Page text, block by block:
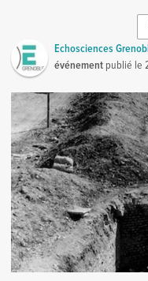
Echosciences
événement publié le